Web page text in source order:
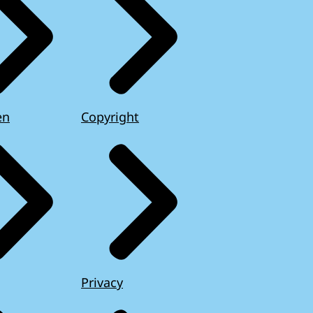
Copyright
Privacy